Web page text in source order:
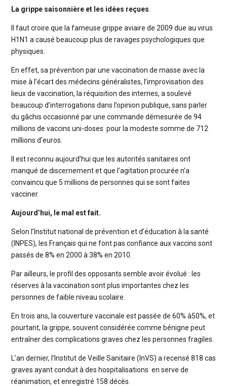
La grippe saisonnière et les idées reçues
Il faut croire que la fameuse grippe aviaire de 2009 due au virus
H1N1 a causé beaucoup plus de ravages psychologiques que
physiques.
En effet, sa prévention par une vaccination de masse avec la
mise à l’écart des médecins généralistes, l’improvisation des
lieux de vaccination, la réquisition des internes, a soulevé
beaucoup d’interrogations dans l’opinion publique, sans parler
du gâchis occasionné par une commande démesurée de 94
millions de vaccins uni-doses pour la modeste somme de 712
millions d’euros.
Il est reconnu aujourd’hui que les autorités sanitaires ont
manqué de discernement et que l’agitation procurée n’a
convaincu que 5 millions de personnes qui se sont faites
vacciner.
Aujourd’hui, le mal est fait.
Selon l’Institut national de prévention et d’éducation à la santé
(INPES), les Français qui ne font pas confiance aux vaccins sont
passés de 8% en 2000 à 38% en 2010.
Par ailleurs, le profil des opposants semble avoir évolué : les
réserves à la vaccination sont plus importantes chez les
personnes de faible niveau scolaire.
En trois ans, la couverture vaccinale est passée de 60% à50%, et
pourtant, la grippe, souvent considérée comme bénigne peut
entraîner des complications graves chez les personnes fragiles.
L’an dernier, l’Institut de Veille Sanitaire (InVS) a recensé 818 cas
graves ayant conduit à des hospitalisations en serve de
réanimation, et enregistré 158 décès.